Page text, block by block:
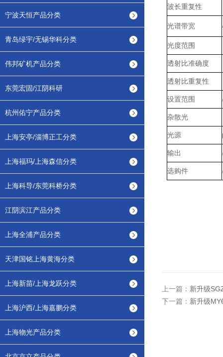
宁波天恒产品分类
青岛绿宇/无锡华科分类
伟邦矿机产品分类
东莞宏固/江阴科研
杭州佑宁产品分类
上海安亭/淄博正工分类
上海福玛/上海森信分类
上海科导/东莞科桥分类
江阴滨江产品分类
上海全浦产品分类
天津国铭上海黄海分类
上海新苗/上海龙跃分类
上海沪西/上海嘉鹏分类
上海物光产品分类
波长重复性
光谱带宽
光度范围
透射比准确度
透射比重复性
设置范围
杂散光
光源
输出
选购件
上一篇： 新升级
下一篇： 新升级